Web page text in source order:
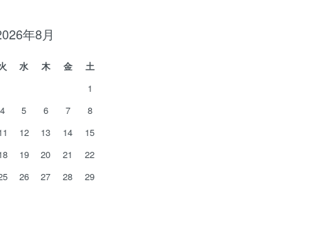
年8月
水 木 金
土
1
4 5 6 7
8
12 13 14
15
19 20 21
22
26 27 28
29